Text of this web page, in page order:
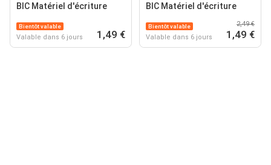
BIC Matériel d'écriture
Bientôt valable
Valable dans 6 jours 1,49 €
BIC Matériel d'écriture
Bientôt valable
Valable dans 6 jours
2,49 €
1,49 €